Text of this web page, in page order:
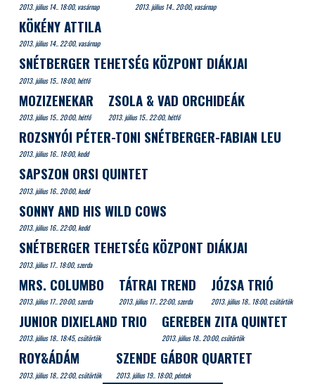
2013. július 14.. 18:00, vasárnap 2013. július 14.. 20:00, vasárnap
KÖKÉNY ATTILA
2013. július 14.. 22:00, vasárnap
SNÉTBERGER TEHETSÉG KÖZPONT DIÁKJAI
2013. július 15.. 18:00, hétfő
MOZIZENEKAR
2013. július 15.. 20:00, hétfő
ZSOLA & VAD ORCHIDEÁK
2013. július 15.. 22:00, hétfő
ROZSNYÓI PÉTER-TONI SNÉTBERGER-FABIAN LEU
2013. július 16.. 18:00, kedd
SAPSZON ORSI QUINTET
2013. július 16.. 20:00, kedd
SONNY AND HIS WILD COWS
2013. július 16.. 22:00, kedd
SNÉTBERGER TEHETSÉG KÖZPONT DIÁKJAI
2013. július 17.. 18:00, szerda
MRS. COLUMBO
2013. július 17.. 20:00, szerda
TÁTRAI TREND
2013. július 17.. 22:00, szerda
JÓZSA TRIÓ
2013. július 18.. 18:00, csütörtök
JUNIOR DIXIELAND TRIO
2013. július 18.. 18:45, csütörtök
GEREBEN ZITA QUINTET
2013. július 18.. 20:00, csütörtök
ROY&ÁDÁM
2013. július 18.. 22:00, csütörtök
SZENDE GÁBOR QUARTET
2013. július 19.. 18:00, péntek